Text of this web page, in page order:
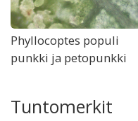
Phyllocoptes populi
punkki ja petopunkki
Tuntomerkit